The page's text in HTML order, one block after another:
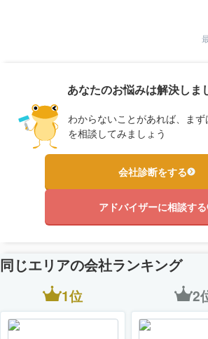
あなたのお悩みは解決しま
わからないことがあれば、ま
を相談してみましょう
会社診断をする
アドバイザーに相談する
同じエリアの会社ランキング
1位 2